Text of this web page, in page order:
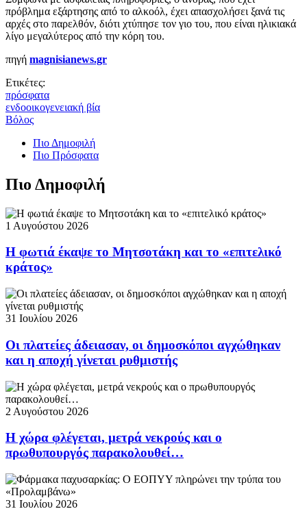
πρόβλημα εξάρτησης από το αλκοόλ, έχει απασχολήσει ξανά τις
αρχές στο παρελθόν, διότι χτύπησε τον γιο του, που είναι ηλικιακά
λίγο μεγαλύτερος από την κόρη του.
πηγή magnisianews.gr
Ετικέτες:
πρόσφατα
ενδοοικογενειακή βία
Βόλος
Πιο Δημοφιλή
Πιο Πρόσφατα
Πιο Δημοφιλή
1 Αυγούστου 2026
Η φωτιά έκαψε το Μητσοτάκη και το «επιτελικό
κράτος»
31 Ιουλίου 2026
Οι πλατείες άδειασαν, οι δημοσκόποι αγχώθηκαν
και η αποχή γίνεται ρυθμιστής
2 Αυγούστου 2026
Η χώρα φλέγεται, μετρά νεκρούς και ο
πρωθυπουργός παρακολουθεί…
31 Ιουλίου 2026